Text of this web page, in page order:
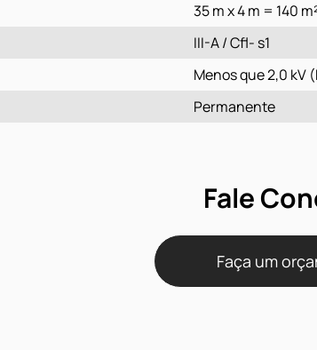
35 m x 4 m = 140
III-A / Cfl- s1
Menos que 2,0 kV
Permanente
Fale
Faça um